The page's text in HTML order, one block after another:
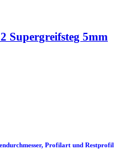
Supergreifsteg 5mm
Profilart und Restprofil